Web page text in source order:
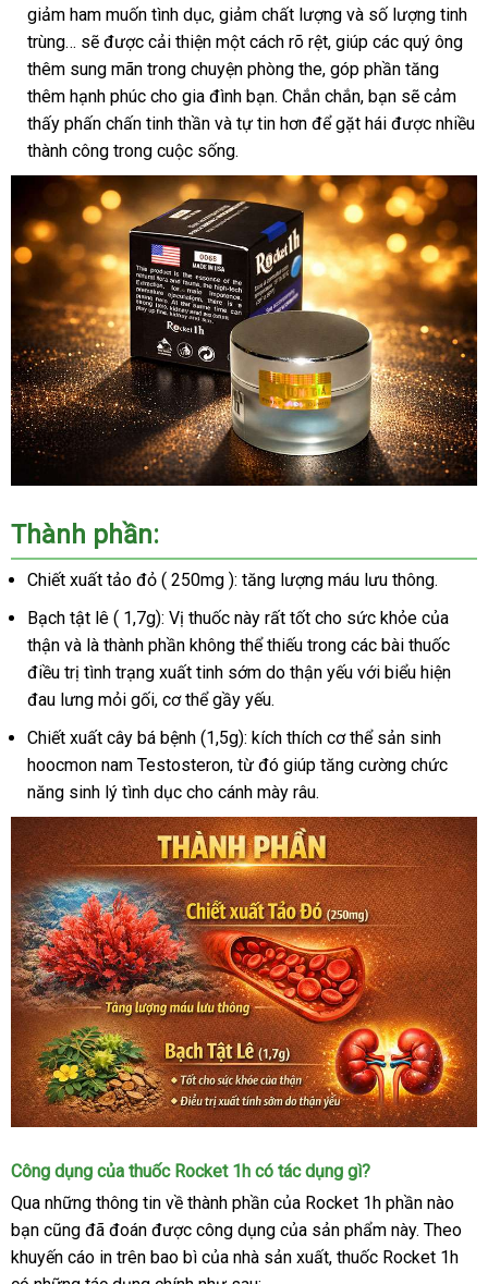
giảm ham muốn tình dục, giảm chất lượng và số lượng tinh
trùng… sẽ được cải thiện một cách rõ rệt, giúp các quý ông
thêm sung mãn trong chuyện phòng the, góp phần tăng
thêm hạnh phúc cho gia đình bạn. Chắn chắn, bạn sẽ cảm
thấy phấn chấn tinh thần và tự tin hơn để gặt hái được nhiều
thành công trong cuộc sống.
Thành phần:
Chiết xuất tảo đỏ ( 250mg ): tăng lượng máu lưu thông.
Bạch tật lê ( 1,7g): Vị thuốc này rất tốt cho sức khỏe của
thận và là thành phần không thể thiếu trong các bài thuốc
điều trị tình trạng xuất tinh sớm do thận yếu với biểu hiện
đau lưng mỏi gối, cơ thể gầy yếu.
Chiết xuất cây bá bệnh (1,5g): kích thích cơ thể sản sinh
hoocmon nam Testosteron, từ đó giúp tăng cường chức
năng sinh lý tình dục cho cánh mày râu.
Công dụng của thuốc Rocket 1h có tác dụng gì?
Qua những thông tin về thành phần của Rocket 1h phần nào
bạn cũng đã đoán được công dụng của sản phẩm này. Theo
khuyến cáo in trên bao bì của nhà sản xuất, thuốc Rocket 1h